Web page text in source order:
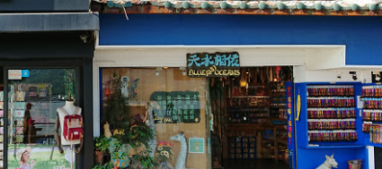
可夢飛人 AnyTo 不出門也可以飛遍全世界
大容量 一次充5個設備 充好充滿 CUKTECH 酷態科 300W
救援就是這麼簡單 EaseUS Data Recovery Wizard Free
磁碟管理程式 EaseUS Partition Master 就是這麼簡單
1 VI 開箱! 相機實測! 長焦覆蓋更遠更清晰、2日長續航、頂
評測~ 有深度的 Leica 影像旗艦手機! 加碼小旗艦 Xiaomi
藍牙耳機智慧降噪升級、音質明亮溫潤，並支援雙設備連
配件包 來囉 完美保護 MSI Claw A1M-026TW 電競掌機